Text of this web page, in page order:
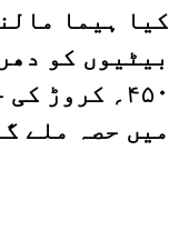
کیا ہیما
بیٹیوں کو
۴۵۰؍ کروڑ
میں حصہ ملے